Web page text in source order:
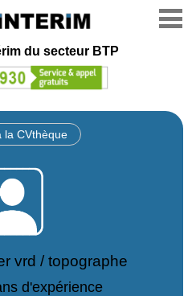
du secteur BTP
la CVthèque
vrd / topographe
d'expérience